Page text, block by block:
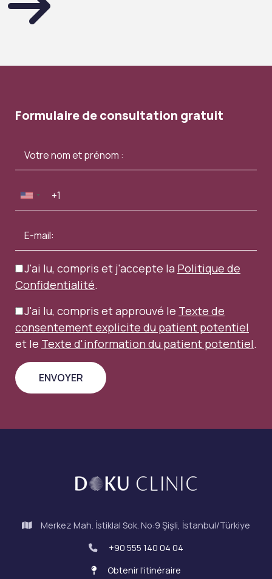
Formulaire de consultation gratuit
J'ai lu, compris et j'accepte la Politique de
Confidentialité.
J'ai lu, compris et approuvé le Texte de
consentement explicite du patient potentiel
et le Texte d'information du patient potentiel.
Merkez Mah. İstiklal Sok. No:9 Şişli, İstanbul/Türkiye
+90 555 140 04 04
Obtenir l'itinéraire